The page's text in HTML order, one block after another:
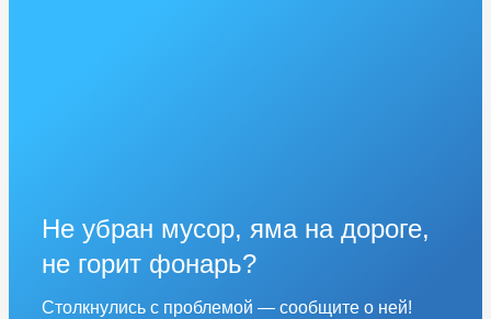
Не убран мусор, яма на дороге,
не горит фонарь?
Столкнулись с проблемой — сообщите о ней!